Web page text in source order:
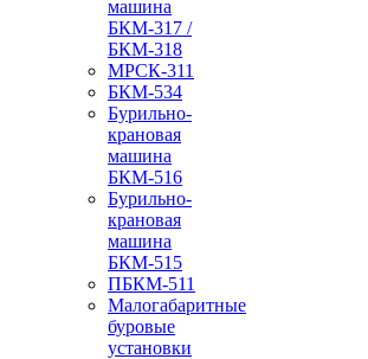
машина
БКМ-317 /
БКМ-318
МРСК-311
БКМ-534
Бурильно-
крановая
машина
БКМ-516
Бурильно-
крановая
машина
БКМ-515
ПБКМ-511
Малогабаритные
буровые
установки